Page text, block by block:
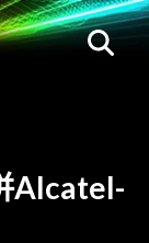
Alcatel-